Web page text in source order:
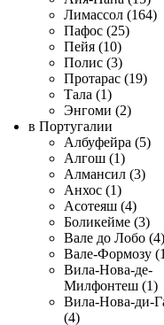
Лимассол (164)
Пафос (25)
Пейя (10)
Полис (3)
Протарас (19)
Тала (1)
Энгоми (2)
в Португалии
Албуфейра (5)
Алгош (1)
Алмансил (3)
Анхос (1)
Асотеяш (4)
Боликейме (3)
Вале до Лобо (4)
Вале-Формозу
Вила-Нова-де-
Милфонтеш (1)
Вила-Нова-ди-
(4)